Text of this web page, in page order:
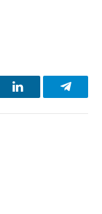
LinkedIn